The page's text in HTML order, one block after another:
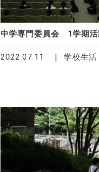
中学専門委員会 1学期活
2022.07.11 学校生活